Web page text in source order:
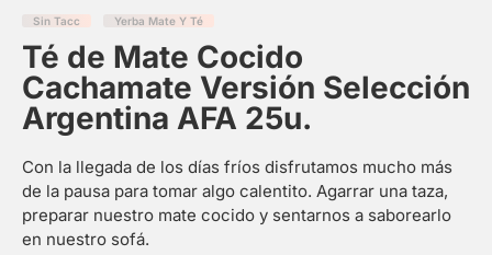
Sin Tacc Yerba Mate Y Té
Té de Mate Cocido
Cachamate Versión Selección
Argentina AFA 25u.
Con la llegada de los días fríos disfrutamos mucho más
de la pausa para tomar algo calentito. Agarrar una taza,
preparar nuestro mate cocido y sentarnos a saborearlo
en nuestro sofá.